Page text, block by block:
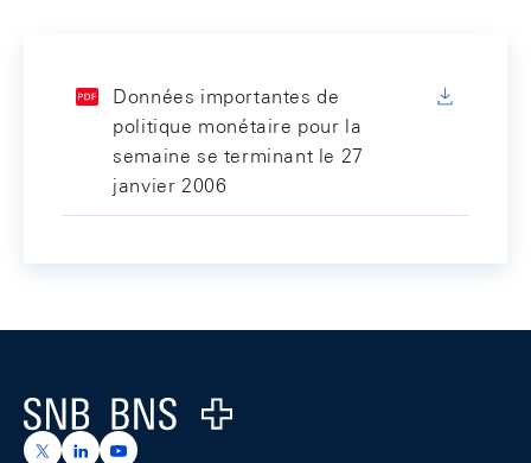
Données importantes de
politique monétaire pour la
semaine se terminant le 27
janvier 2006
Logo
https://x.com/snb_bns
https://ch.linkedin.com/company/swiss-national-
https://www.youtube.com/@swissnationalbank